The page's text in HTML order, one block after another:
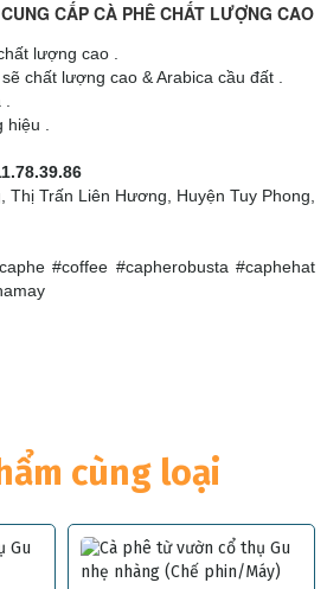
CẤP CÀ PHÊ CHẤT LƯỢNG CAO
lượng cao .
chất lượng cao & Arabica cầu đất .
.
Thị Trấn Liên Hương, Huyện Tuy Phong,
#coffee #capherobusta #caphehat
cùng loại